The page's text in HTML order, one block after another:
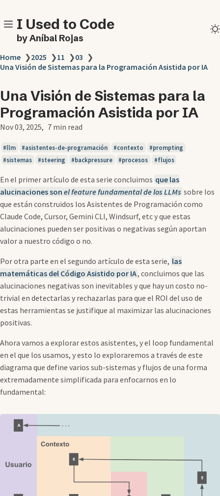
I Used to Code
by Aníbal Rojas
Home ❯2025 ❯11 ❯03 ❯
Una Visión de Sistemas para la Programación Asistida por IA
Una Visión de Sistemas para la
Programación Asistida por IA
Nov 03, 2025 7 min read
llm asistentes-de-programación contexto
prompting
sistemas
steering backpressure procesos flujos
En el primer artículo de esta serie concluimos que las
alucinacionesson el feature fundamental de los LLMs sobre los
que están construidos los Asistentes de Programación como
Claude Code, Cursor, Gemini CLI, Windsurf, etc y que estas
alucinaciones pueden ser positivas o negativas según aportan
valor a nuestro código o no.
Por otra parte en el segundo artículo de esta serie, las
matemáticas del Código Asistido por IA, concluimos que las
alucinaciones negativas son inevitables y que hay un costo no-
trivial en detectarlas y rechazarlas para que el ROI del uso de
estas herramientas se justifique al maximizar las alucinaciones
positivas.
Ahora vamos a explorar estos asistentes, y el loop fundamental
en el que los usamos, y esto lo exploraremos a través de este
diagrama que define varios sub-sistemas y flujos de una forma
extremadamente simplificada para enfocarnos en lo
fundamental: